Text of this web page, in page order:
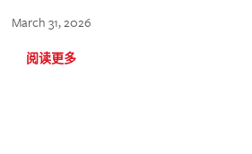
March 31, 2026
阅读更多